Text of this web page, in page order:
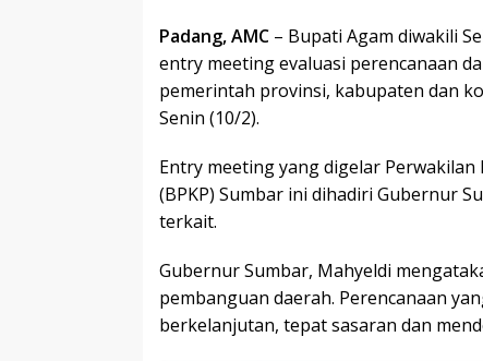
Padang, AMC – Bupati Agam diwakili
entry meeting evaluasi perencanaan
pemerintah provinsi, kabupaten dan
Senin (10/2).
Entry meeting yang digelar
(BPKP) Sumbar ini dihadiri Gubernur
terkait.
Gubernur Sumbar, Mahyeldi
pembanguan daerah. Perencanaan
berkelanjutan, tepat sasaran dan